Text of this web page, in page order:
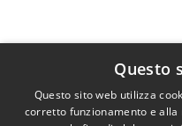
Questo
Questo sito web utilizza
corretto funzionamento e alla